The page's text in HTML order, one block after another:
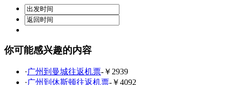
你可能感兴趣的内容
·广州到曼城往返机票-￥2939
·广州到休斯顿往返机票-￥4092